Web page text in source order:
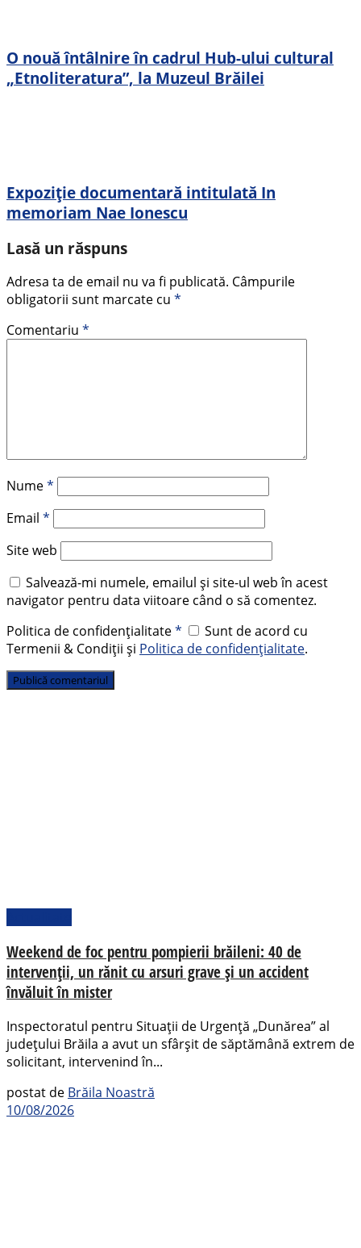
O nouă întâlnire în cadrul Hub-ului cultural
„Etnoliteratura”, la Muzeul Brăilei
Expoziție documentară intitulată In
memoriam Nae Ionescu
Lasă un răspuns
Adresa ta de email nu va fi publicată. Câmpurile
obligatorii sunt marcate cu *
Comentariu *
Nume*
Email *
Site web
Salvează-mi numele, emailul și site-ul web în acest
navigator pentru data viitoare când o să comentez.
Politica de confidențialitate*
Sunt de acord cu
Termenii & Condiții și Politica de confidențialitate.
Weekend de foc pentru pompierii brăileni: 40 de
intervenții, un rănit cu arsuri grave și un accident
învăluit în mister
Inspectoratul pentru Situații de Urgență „Dunărea” al
județului Brăila a avut un sfârșit de săptămână extrem de
solicitant, intervenind în...
postat de Brăila Noastră
10/08/2026